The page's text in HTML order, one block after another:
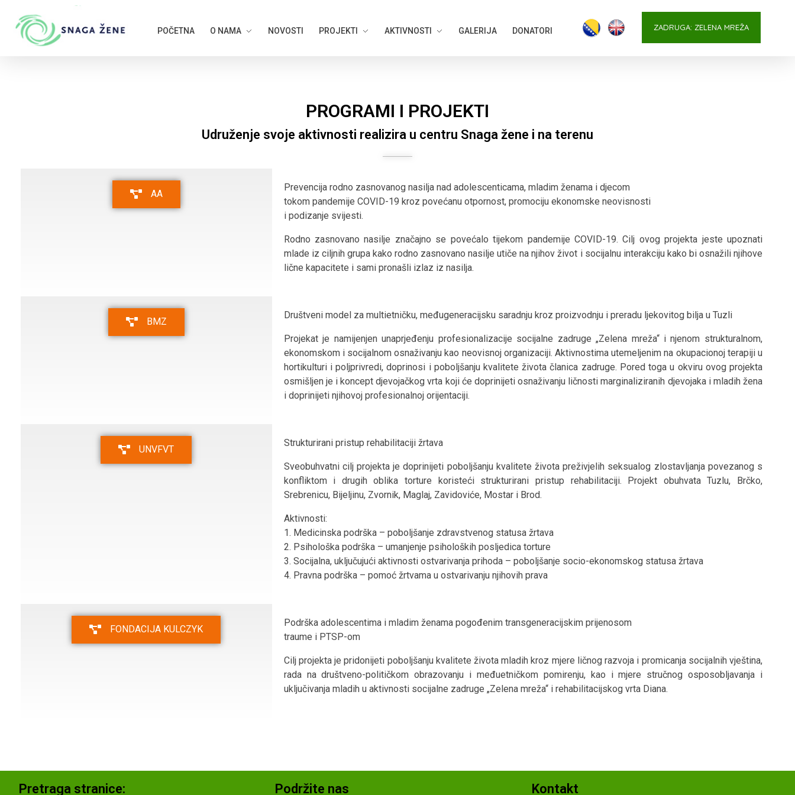
POČETNA O NAMA NOVOSTI PROJEKTI AKTIVNOSTI GALERIJA DONATORI ZADRUGA: ZELENA MREŽA
PROGRAMI I PROJEKTI
Udruženje svoje aktivnosti realizira u centru Snaga žene i na terenu
AA
Prevencija rodno zasnovanog nasilja nad adolescenticama, mladim ženama i djecom
tokom pandemije COVID-19 kroz povećanu otpornost, promociju ekonomske neovisnosti
i podizanje svijesti.
Rodno zasnovano nasilje značajno se povećalo tijekom pandemije COVID-19. Cilj ovog projekta jeste upoznati
mlade iz ciljnih grupa kako rodno zasnovano nasilje utiče na njihov život i socijalnu interakciju kako bi osnažili njihove
lične kapacitete i sami pronašli izlaz iz nasilja.
BMZ
Društveni model za multietničku, međugeneracijsku saradnju kroz proizvodnju i preradu ljekovitog bilja u Tuzli
Projekat je namijenjen unaprjeđenju profesionalizacije socijalne zadruge „Zelena mreža“ i njenom strukturalnom,
ekonomskom i socijalnom osnaživanju kao neovisnoj organizaciji. Aktivnostima utemeljenim na okupacionoj terapiji u
hortikulturi i poljprivredi, doprinosi i poboljšanju kvalitete života članica zadruge. Pored toga u okviru ovog projekta
osmišljen je i koncept djevojačkog vrta koji će doprinijeti osnaživanju ličnosti marginaliziranih djevojaka i mladih žena
i doprinijeti njihovoj profesionalnoj orijentaciji.
UNVFVT
Strukturirani pristup rehabilitaciji žrtava
Sveobuhvatni cilj projekta je doprinijeti poboljšanju kvalitete života preživjelih seksualog zlostavljanja povezanog s
konfliktom i drugih oblika torture koristeći strukturirani pristup rehabilitaciji. Projekt obuhvata Tuzlu, Brčko,
Srebrenicu, Bijeljinu, Zvornik, Maglaj, Zavidoviće, Mostar i Brod.
Aktivnosti:
1. Medicinska podrška – poboljšanje zdravstvenog statusa žrtava
2. Psihološka podrška – umanjenje psiholoških posljedica torture
3. Socijalna, uključujući aktivnosti ostvarivanja prihoda – poboljšanje socio-ekonomskog statusa žrtava
4. Pravna podrška – pomoć žrtvama u ostvarivanju njihovih prava
FONDACIJA KULCZYK
Podrška adolescentima i mladim ženama pogođenim transgeneracijskim prijenosom
traume i PTSP-om
Cilj projekta je pridonijeti poboljšanju kvalitete života mladih kroz mjere ličnog razvoja i promicanja socijalnih vještina,
rada na društveno-političkom obrazovanju i međuetničkom pomirenju, kao i mjere stručnog osposobljavanja i
uključivanja mladih u aktivnosti socijalne zadruge „Zelena mreža“ i rehabilitacijskog vrta Diana.
Pretraga stranice: Podržite nas Kontakt